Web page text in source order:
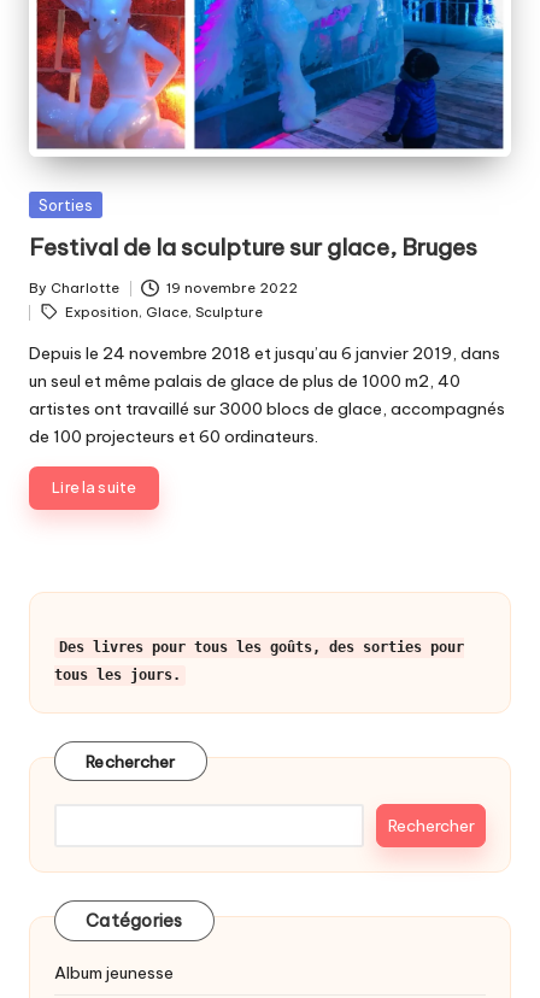
Posted
Sorties
Festival de la sculpture sur glace, Bruges
Posted
by
By Charlotte 19 novembre 2022
Tags:
Exposition, Glace, Sculpture
Depuis le 24 novembre 2018 et jusqu’au 6 janvier 2019, dans
un seul et même palais de glace de plus de 1000 m2, 40
artistes ont travaillé sur 3000 blocs de glace, accompagnés
de 100 projecteurs et 60 ordinateurs.
Lire la suite
Des livres pour tous les goûts, des sorties pour
tous les jours.
Rechercher
Rechercher
Catégories
Album jeunesse